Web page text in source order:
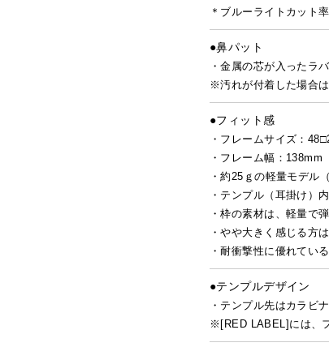
＊ブルーライトカット
●鼻パット
・金属の芯が入ったラ
※汚れが付着した場合
●フィット感
・フレームサイズ：
・フレーム幅：138mm
・約25ｇの軽量モデル
・テンプル（耳掛け）
・枠の素材は、軽量で
・やや大きく感じる方
・耐衝撃性に優れてい
●テンプルデザイン
・テンプル先はカラビ
※[RED LABEL]には、